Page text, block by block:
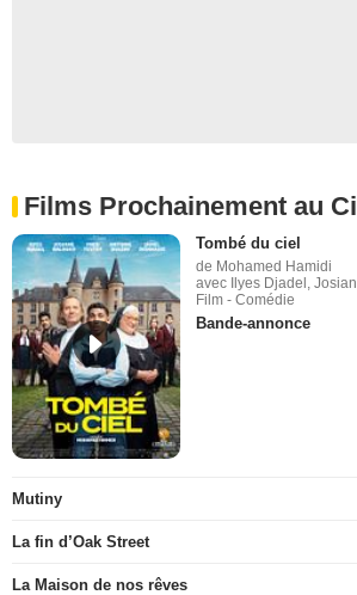
Films Prochainement au
Tombé du ciel
de Mohamed Hamidi
avec Ilyes Djadel,
Film - Comédie
Bande-annonce
Mutiny
La fin d’Oak Street
La Maison de nos rêves